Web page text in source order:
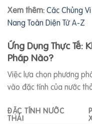
Xem thêm:Các Chủng
Nang Toàn Diện Từ A-Z
Ứng Dụng Thực Tế:
Pháp Nào?
Việc lựa chọn phương
vào đặc tính của nước
ĐẶC TÍNH NƯỚC
THẢI